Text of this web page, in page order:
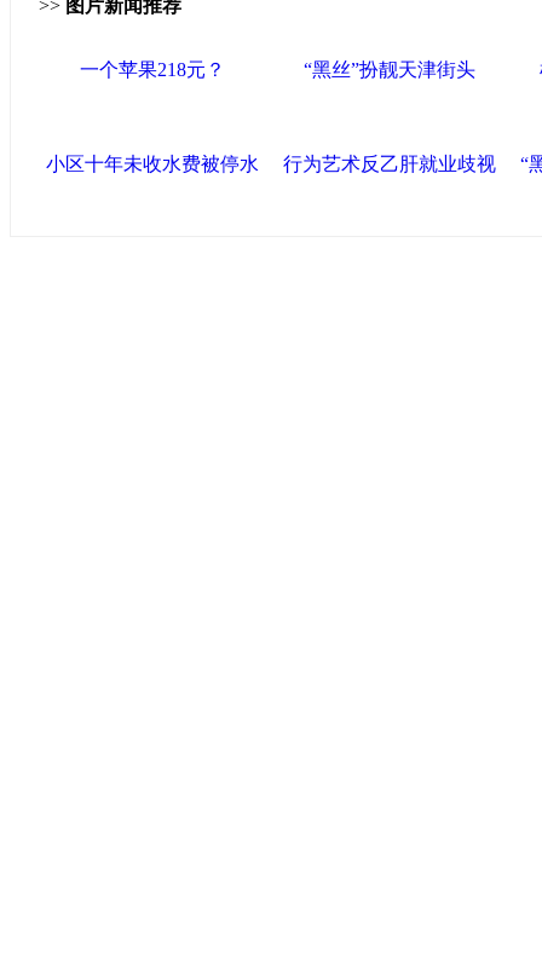
>> 图片新闻推荐
一个苹果218元？ “黑丝”扮靓天津街头
小区十年未收水费被停水 行为艺术反乙肝就业歧视 “